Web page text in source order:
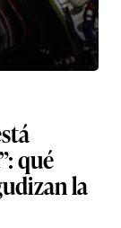
qué
la